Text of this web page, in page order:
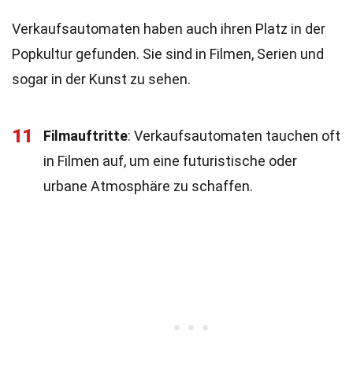
Verkaufsautomaten haben auch ihren Platz in der
Popkultur gefunden. Sie sind in Filmen, Serien und
sogar in der Kunst zu sehen.
11 Filmauftritte: Verkaufsautomaten tauchen oft
in Filmen auf, um eine futuristische oder
urbane Atmosphäre zu schaffen.